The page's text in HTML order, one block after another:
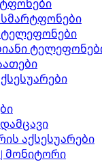
აქსესუარები
მონიტორი